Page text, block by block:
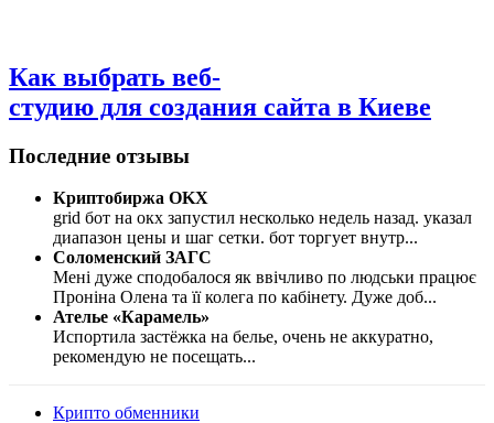
Как выбрать веб-
студию для создания сайта в Киеве
Последние отзывы
Криптобиржа OKX
grid бот на окх запустил несколько недель назад. указал
диапазон цены и шаг сетки. бот торгует внутр...
Соломенский ЗАГС
Мені дуже сподобалося як ввічливо по людськи працює
Проніна Олена та її колега по кабінету. Дуже доб...
Ателье «Карамель»
Испортила застёжка на белье, очень не аккуратно,
рекомендую не посещать...
Крипто обменники